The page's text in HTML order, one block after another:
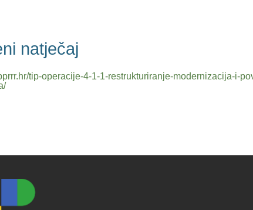
natječaj
tip-operacije-4-1-1-restrukturiranje-modernizacija-i-